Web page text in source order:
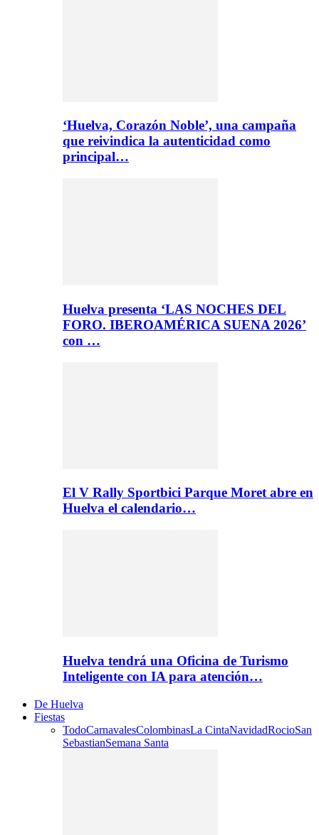
‘Huelva, Corazón Noble’, una campaña
que reivindica la autenticidad como
principal…
Huelva presenta ‘LAS NOCHES DEL
FORO. IBEROAMÉRICA SUENA 2026’
con …
El V Rally Sportbici Parque Moret abre en
Huelva el calendario…
Huelva tendrá una Oficina de Turismo
Inteligente con IA para atención…
De Huelva
Fiestas
TodoCarnavalesColombinasLa CintaNavidadRocioSan
SebastianSemana Santa